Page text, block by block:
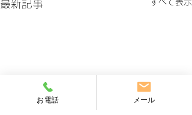
最新記事 すべて表示
お電話 メール